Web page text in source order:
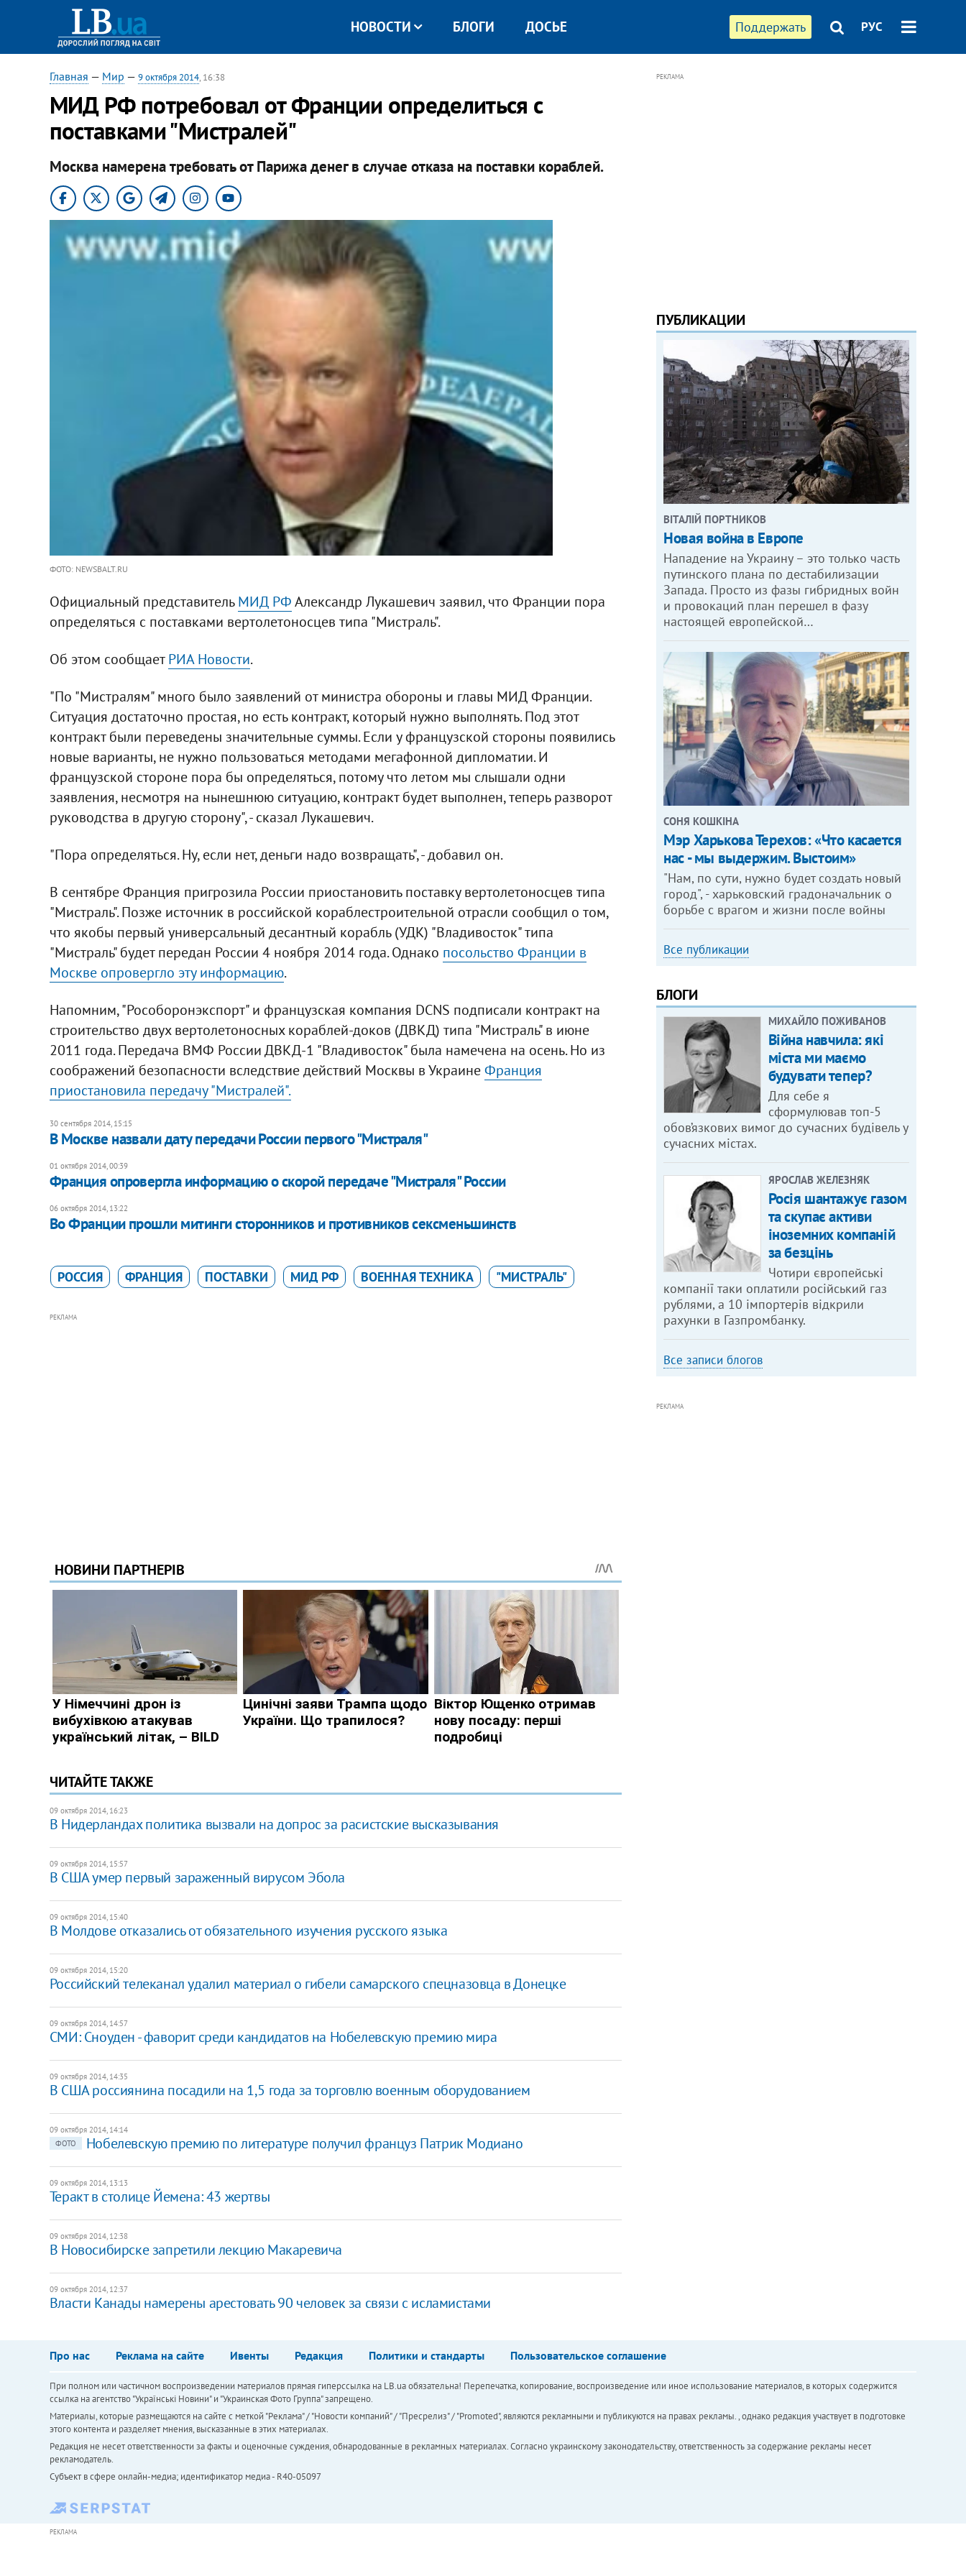
Поддержать РУС
НОВОСТИ БЛОГИ ДОСЬЕ
Главная — Мир — 9 октября 2014, 16:38
МИД РФ потребовал от Франции определиться с
поставками "Мистралей"
Москва намерена требовать от Парижа денег в случае отказа на поставки кораблей.
ФОТО: NEWSBALT.RU
Официальный представительМИД РФАлександр Лукашевич заявил, что Франции пора
определяться с поставками вертолетоносцев типа "Мистраль".
Об этом сообщаетРИА Новости.
"По "Мистралям" много было заявлений от министра обороны и главы МИД Франции.
Ситуация достаточно простая, но есть контракт, который нужно выполнять. Под этот
контракт были переведены значительные суммы. Если у французской стороны появились
новые варианты, не нужно пользоваться методами мегафонной дипломатии. И
французской стороне пора бы определяться, потому что летом мы слышали одни
заявления, несмотря на нынешнюю ситуацию, контракт будет выполнен, теперь разворот
руководства в другую сторону", - сказал Лукашевич.
"Пора определяться. Ну, если нет, деньги надо возвращать", - добавил он.
В сентябре Франция пригрозила России приостановить поставку вертолетоносцев типа
"Мистраль". Позже источник в российской кораблестроительной отрасли сообщил о том,
что якобы первый универсальный десантный корабль (УДК) "Владивосток" типа
"Мистраль" будет передан России 4 ноября 2014 года. Однако посольство Франции в
Москве опровергло эту информацию.
Напомним, "Рособоронэкспорт" и французская компания DCNS подписали контракт на
строительство двух вертолетоносных кораблей-доков (ДВКД) типа "Мистраль" в июне
2011 года. Передача ВМФ России ДВКД-1 "Владивосток" была намечена на осень. Но из
соображений безопасности вследствие действий Москвы в УкраинеФранция
приостановила передачу "Мистралей".
30 сентября 2014, 15:15
​В Москве назвали дату передачи России первого "Мистраля"
01 октября 2014, 00:39
Франция опровергла информацию о скорой передаче "Мистраля" России
06 октября 2014, 13:22
​Во Франции прошли митинги сторонников и противников сексменьшинств
РОССИЯ ФРАНЦИЯ ПОСТАВКИ МИД РФ ВОЕННАЯ ТЕХНИКА "МИСТРАЛЬ"
РЕКЛАМА
ЧИТАЙТЕ ТАКЖЕ
09 октября 2014, 16:23
В Нидерландах политика вызвали на допрос за расистские высказывания
09 октября 2014, 15:57
В США умер первый зараженный вирусом Эбола
09 октября 2014, 15:40
В Молдове отказались от обязательного изучения русского языка
09 октября 2014, 15:20
Российский телеканал удалил материал о гибели самарского спецназовца в Донецке
09 октября 2014, 14:57
СМИ: Сноуден - фаворит среди кандидатов на Нобелевскую премию мира
09 октября 2014, 14:35
В США россиянина посадили на 1,5 года за торговлю военным оборудованием
09 октября 2014, 14:14
ФОТО
Нобелевскую премию по литературе получил француз Патрик Модиано
09 октября 2014, 13:13
Теракт в столице Йемена: 43 жертвы
09 октября 2014, 12:38
В Новосибирске запретили лекцию Макаревича
09 октября 2014, 12:37
Власти Канады намерены арестовать 90 человек за связи с исламистами
РЕКЛАМА
ПУБЛИКАЦИИ
ВІТАЛІЙ ПОРТНИКОВ
Новая война в Европе
Нападение на Украину – это только часть
путинского плана по дестабилизации
Запада. Просто из фазы гибридных войн
и провокаций план перешел в фазу
настоящей европейской…
СОНЯ КОШКІНА
Мэр Харькова Терехов: «Что касается
нас - мы выдержим. Выстоим»
"Нам, по сути, нужно будет создать новый
город", - харьковский градоначальник о
борьбе с врагом и жизни после войны
Все публикации
БЛОГИ
МИХАЙЛО ПОЖИВАНОВ
Війна навчила: які
міста ми маємо
будувати тепер?
Для себе я
сформулював топ-5
обов’язкових вимог до сучасних будівель у
сучасних містах.
ЯРОСЛАВ ЖЕЛЕЗНЯК
Росія шантажує газом
та скупає активи
іноземних компаній
за безцінь
Чотири європейські
компанії таки оплатили російський газ
рублями, а 10 імпортерів відкрили
рахунки в Газпромбанку.
Все записи блогов
РЕКЛАМА
Про нас Реклама на сайте Ивенты Редакция Политики и стандарты Пользовательское соглашение
При полном или частичном воспроизведении материалов прямая гиперссылка на LB.ua обязательна! Перепечатка, копирование, воспроизведение или иное использование материалов, в которых содержится
ссылка на агентство "Українськi Новини" и "Украинская Фото Группа" запрещено.
Материалы, которые размещаются на сайте с меткой "Реклама" / "Новости компаний" / "Пресрелиз" / "Promoted", являются рекламными и публикуются на правах рекламы. , однако редакция участвует в подготовке
этого контента и разделяет мнения, высказанные в этих материалах.
Редакция не несет ответственности за факты и оценочные суждения, обнародованные в рекламных материалах. Согласно украинскому законодательству, ответственность за содержание рекламы несет
рекламодатель.
Субъект в сфере онлайн-медиа; идентификатор медиа - R40-05097
РЕКЛАМА